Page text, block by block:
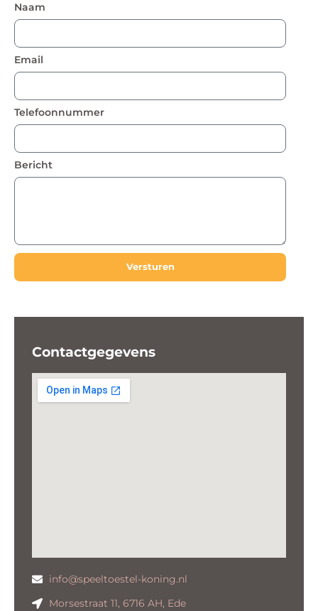
Naam
Email
Telefoonnummer
Bericht
Versturen
Contactgegevens
info@speeltoestel-koning.nl
Morsestraat 11, 6716 AH, Ede